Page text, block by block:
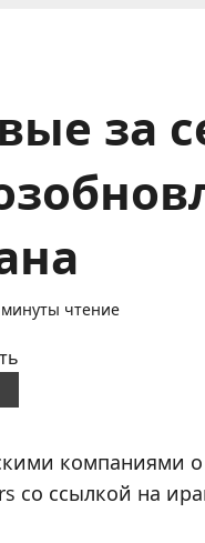
за
чтение
компаниями
со ссылкой на